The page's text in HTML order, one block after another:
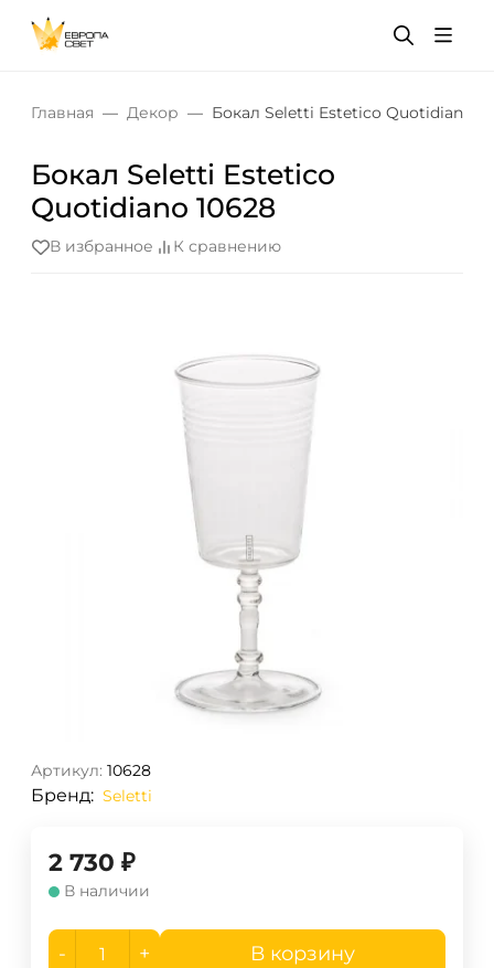
Главная Декор Бокал Seletti Estetico Quotidiano
Бокал Seletti Estetico
Quotidiano 10628
В избранное К сравнению
Артикул: 10628
Бренд: Seletti
2 730 ₽
В наличии
- + В корзину